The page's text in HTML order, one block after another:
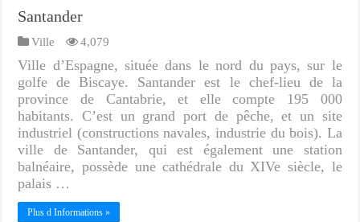
Santander
Ville 4,079
Ville d’Espagne, située dans le nord du pays, sur le
golfe de Biscaye. Santander est le chef-lieu de la
province de Cantabrie, et elle compte 195 000
habitants. C’est un grand port de pêche, et un site
industriel (constructions navales, industrie du bois). La
ville de Santander, qui est également une station
balnéaire, possède une cathédrale du XIVe siècle, le
palais …
Plus d Informations »